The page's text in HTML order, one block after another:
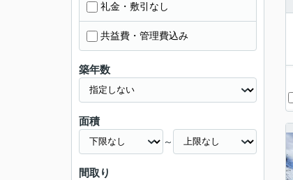
礼金・敷引なし
共益費・管理費込み
築年数
面積
～
間取り